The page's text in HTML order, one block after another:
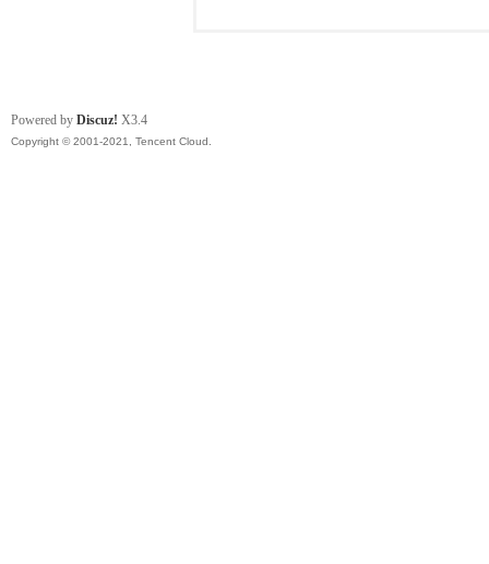
Powered by Discuz! X3.4
Copyright © 2001-2021, Tencent Cloud.